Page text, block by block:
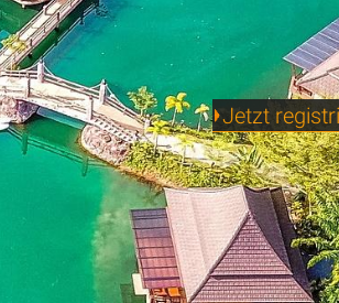
Jetzt